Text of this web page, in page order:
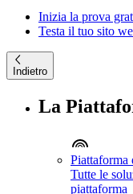
Inizia la prova
Testa il tuo sito
Indietro
La
Piattaforma
Tutte le
piattaforma